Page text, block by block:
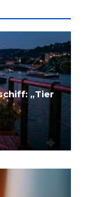
„Tier